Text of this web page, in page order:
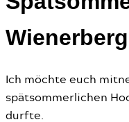
Wienerberg
Ich möchte euch
spätsommerlichen
durfte.